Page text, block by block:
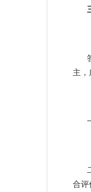
主
合评